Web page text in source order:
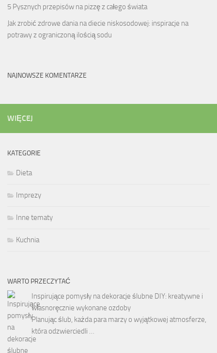
5 Pysznych przepisów na pizzę z całego świata
Jak zrobić zdrowe dania na diecie niskosodowej: inspiracje na
potrawy z ograniczoną ilością sodu
NAJNOWSZE KOMENTARZE
WIĘCEJ
KATEGORIE
Dieta
Imprezy
Inne tematy
Kuchnia
WARTO PRZECZYTAĆ
Inspirujące pomysły na dekoracje ślubne DIY: kreatywne i
własnoręcznie wykonane ozdoby
Planując ślub, każda para marzy o wyjątkowej atmosferze,
która odzwierciedli …